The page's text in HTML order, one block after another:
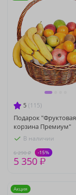
5 (115)
Подарок "Фруктовая
корзина Премиум"
В наличии
6 290 ₽ -15%
5 350 ₽
Акция